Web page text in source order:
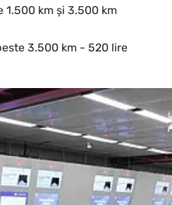
km şi 3.500 km
3.500 km - 520 lire